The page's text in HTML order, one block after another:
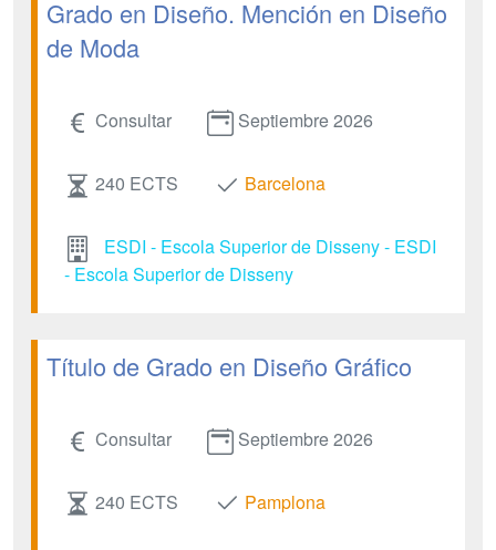
Grado en Diseño. Mención en Diseño
de Moda
Consultar Septiembre 2026
240 ECTS Barcelona
ESDI - Escola Superior de Disseny - ESDI
- Escola Superior de Disseny
Título de Grado en Diseño Gráfico
Consultar Septiembre 2026
240 ECTS Pamplona